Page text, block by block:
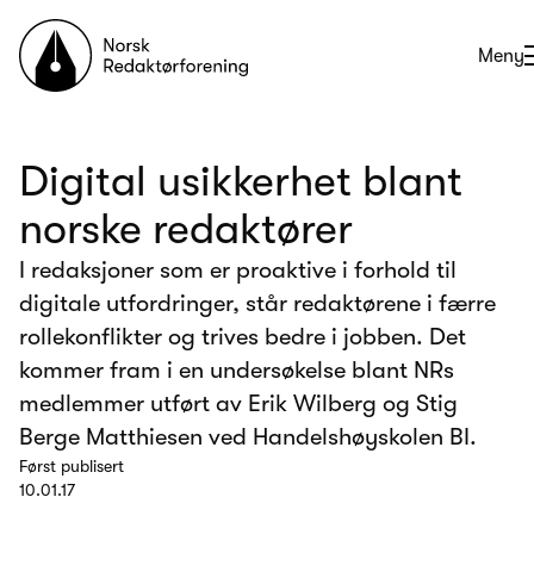
Til forsiden
Åpne
Meny
Digital usikkerhet blant
norske redaktører
I redaksjoner som er proaktive i forhold til
digitale utfordringer, står redaktørene i færre
rollekonflikter og trives bedre i jobben. Det
kommer fram i en undersøkelse blant NRs
medlemmer utført av Erik Wilberg og Stig
Berge Matthiesen ved Handelshøyskolen BI.
Først publisert
10.01.17